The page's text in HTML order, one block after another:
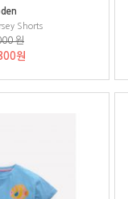
Shorts
원
원